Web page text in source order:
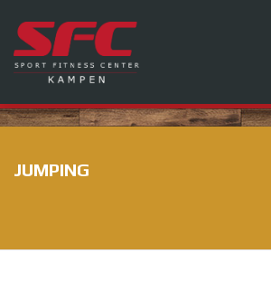
JUMPING